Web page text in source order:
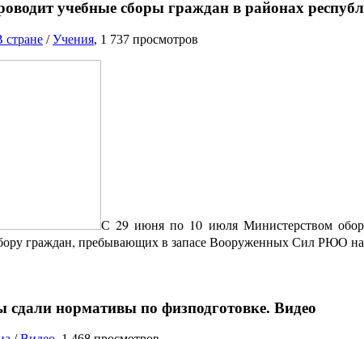
учебные сборы граждан в районах
стране /Учения, 1 737 просмотров
С 29 июня по 10 июля Министерством
граждан, пребывающих в запасе Вооруженных Сил РЮО на
сдали нормативы по физподготовке. Видео